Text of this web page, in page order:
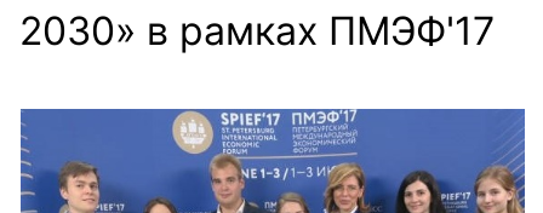
2030» в рамках ПМЭФ'17